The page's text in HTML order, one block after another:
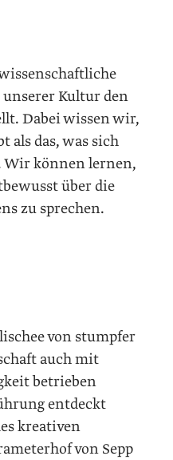
Kultur den
Dabei wissen wir,
als das, was sich
Wir können lernen,
über die
zu sprechen.
von stumpfer
auch mit
betrieben
entdeckt
kreativen
von Sepp